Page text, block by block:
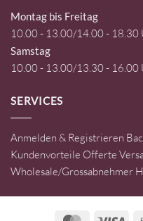
Montag bis Freitag
10.00 - 13.00/14.00 - 18.30
Samstag
10.00 - 13.00/13.30 - 16.00
SERVICES
Anmelden & Registrieren
Kundenvorteile Offerte
Wholesale/Grossabnehmer